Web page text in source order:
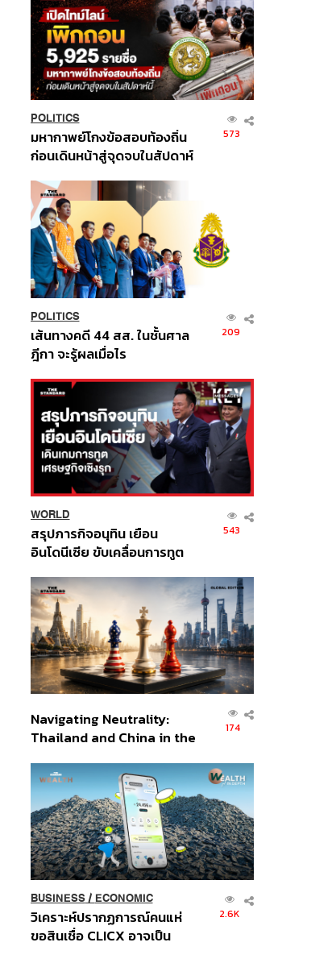
POLITICS
มหากาพย์โกงข้อสอบท้องถิ่น
ก่อนเดินหน้าสู่จุดจบในสัปดาห์
573
POLITICS
เส้นทางคดี 44 สส. ในชั้นศาล
ฎีกา จะรู้ผลเมื่อไร
209
WORLD
สรุปภารกิจอนุทิน เยือน
อินโดนีเซีย ขับเคลื่อนการทูต
ส่วนยุทธศาสตร์ไทย –
อินโดนีเซีย
543
Navigating Neutrality:
Thailand and China in the
Order
174
BUSINESS/ ECONOMIC
วิเคราะห์ปรากฏการณ์คนแห่
ขอสินเชื่อ CLICX อาจเป็น
2.6K